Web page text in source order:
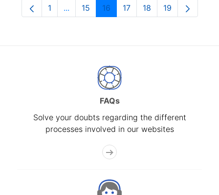
Page
1 ...Intermediate Pages Use TAB to navigate.
Page
15 Page
16 Page
17 Page
18 Page
19
FAQs
Solve your doubts regarding the different
processes involved in our websites